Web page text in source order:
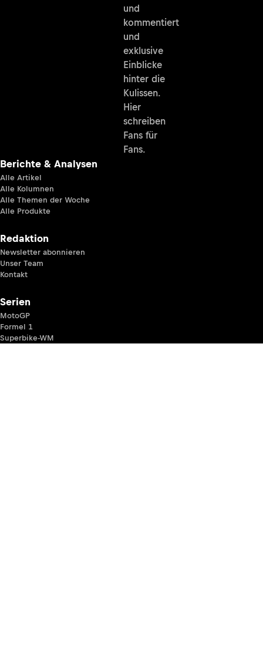
und
kommentiert
und
exklusive
Einblicke
hinter die
Kulissen.
Hier
schreiben
Fans für
Fans.
Berichte & Analysen
Alle Artikel
Alle Kolumnen
Alle Themen der Woche
Alle Produkte
Redaktion
Newsletter abonnieren
Unser Team
Kontakt
Serien
MotoGP
Formel 1
Superbike-WM